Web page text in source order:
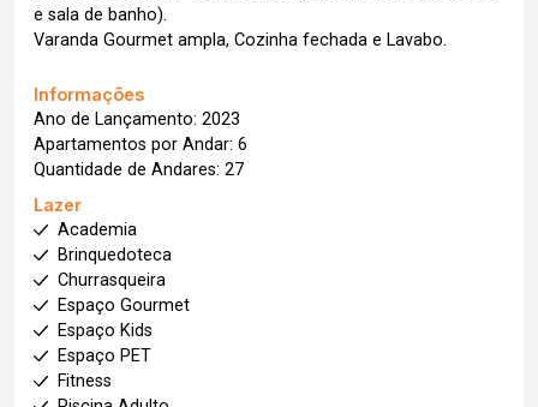
e sala de banho).
Varanda Gourmet ampla, Cozinha fechada e Lavabo.
Informações
Ano de Lançamento: 2023
Apartamentos por Andar: 6
Quantidade de Andares: 27
Lazer
Academia
Brinquedoteca
Churrasqueira
Espaço Gourmet
Espaço Kids
Espaço PET
Fitness